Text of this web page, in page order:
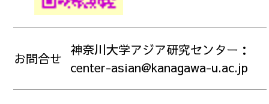
お問合せ
神奈川大学アジア研究センター：
center-asian@kanagawa-u.ac.jp